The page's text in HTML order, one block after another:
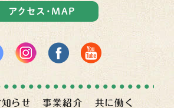
アクセス・MAP
知らせ 事業紹介 共に働く